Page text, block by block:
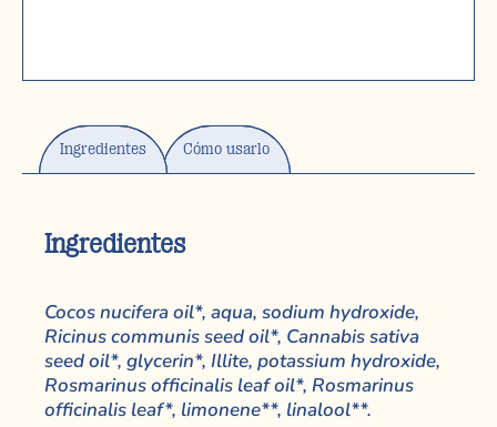
Ingredientes Cómo usarlo
Ingredientes
Cocos nucifera oil*, aqua, sodium hydroxide,
Ricinus communis seed oil*, Cannabis sativa
seed oil*, glycerin*, Illite, potassium hydroxide,
Rosmarinus officinalis leaf oil*, Rosmarinus
officinalis leaf*, limonene**, linalool**.